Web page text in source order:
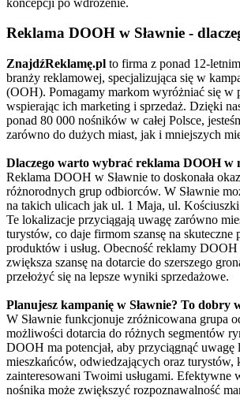
Reklama DOOH w Sławnie -
ZnajdźReklamę.pl to firma z ponad 12-
branży reklamowej, specjalizująca się w
(OOH). Pomagamy markom wyróżniać się w
wspierając ich marketing i sprzedaż. Dzięki
ponad 80 000 nośników w całej Polsce,
zarówno do dużych miast, jak i mniejszych
Dlaczego warto wybrać reklama DOOH w
Reklama DOOH w Sławnie to doskonała
różnorodnych grup odbiorców. W Sławnie
na takich ulicach jak ul. 1 Maja, ul.
Te lokalizacje przyciągają uwagę zarówno
turystów, co daje firmom szansę na skuteczne
produktów i usług. Obecność reklamy
zwiększa szansę na dotarcie do szerszego
przełożyć się na lepsze wyniki sprzedażowe.
Planujesz kampanię w Sławnie? To dobry
W Sławnie funkcjonuje zróżnicowana grupa
możliwości dotarcia do różnych segmentów
DOOH ma potencjał, aby przyciągnąć uwagę
mieszkańców, odwiedzających oraz turystów,
zainteresowani Twoimi usługami. Efektywne
nośnika może zwiększyć rozpoznawalność